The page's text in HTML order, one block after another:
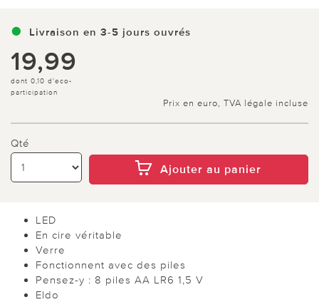
Livraison en 3-5 jours ouvrés
19,99
dont 0,10 d'eco-
participation
Prix en euro, TVA légale incluse
Qté
Ajouter au panier
LED
En cire véritable
Verre
Fonctionnent avec des piles
Pensez-y : 8 piles AA LR6 1,5 V
Eldo